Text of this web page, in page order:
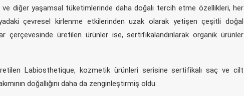
diğer yaşamsal tüketimlerinde daha doğalı tercih etme özellikleri, her
çevresel kirlenme etkilerinden uzak olarak yetişen çeşitli doğal
çerçevesinde üretilen ürünler ise, sertifikalandırılarak organik ürünler
Labiosthetique, kozmetik ürünleri serisine sertifikalı saç ve cilt
doğallığını daha da zenginleştirmiş oldu.